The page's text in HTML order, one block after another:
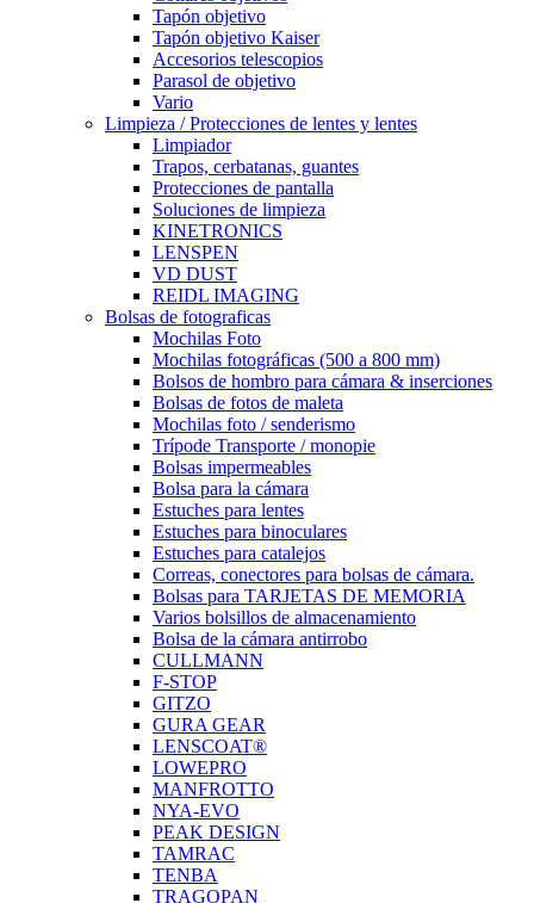
Tapón objetivo
Tapón objetivo Kaiser
Accesorios telescopios
Parasol de objetivo
Vario
Limpieza / Protecciones de lentes y lentes
Limpiador
Trapos, cerbatanas, guantes
Protecciones de pantalla
Soluciones de limpieza
KINETRONICS
LENSPEN
VD DUST
REIDL IMAGING
Bolsas de fotograficas
Mochilas Foto
Mochilas fotográficas (500 a 800 mm)
Bolsos de hombro para cámara & inserciones
Bolsas de fotos de maleta
Mochilas foto / senderismo
Trípode Transporte / monopie
Bolsas impermeables
Bolsa para la cámara
Estuches para lentes
Estuches para binoculares
Estuches para catalejos
Correas, conectores para bolsas de cámara.
Bolsas para TARJETAS DE MEMORIA
Varios bolsillos de almacenamiento
Bolsa de la cámara antirrobo
CULLMANN
F-STOP
GITZO
GURA GEAR
LENSCOAT®
LOWEPRO
MANFROTTO
NYA-EVO
PEAK DESIGN
TAMRAC
TENBA
TRAGOPAN